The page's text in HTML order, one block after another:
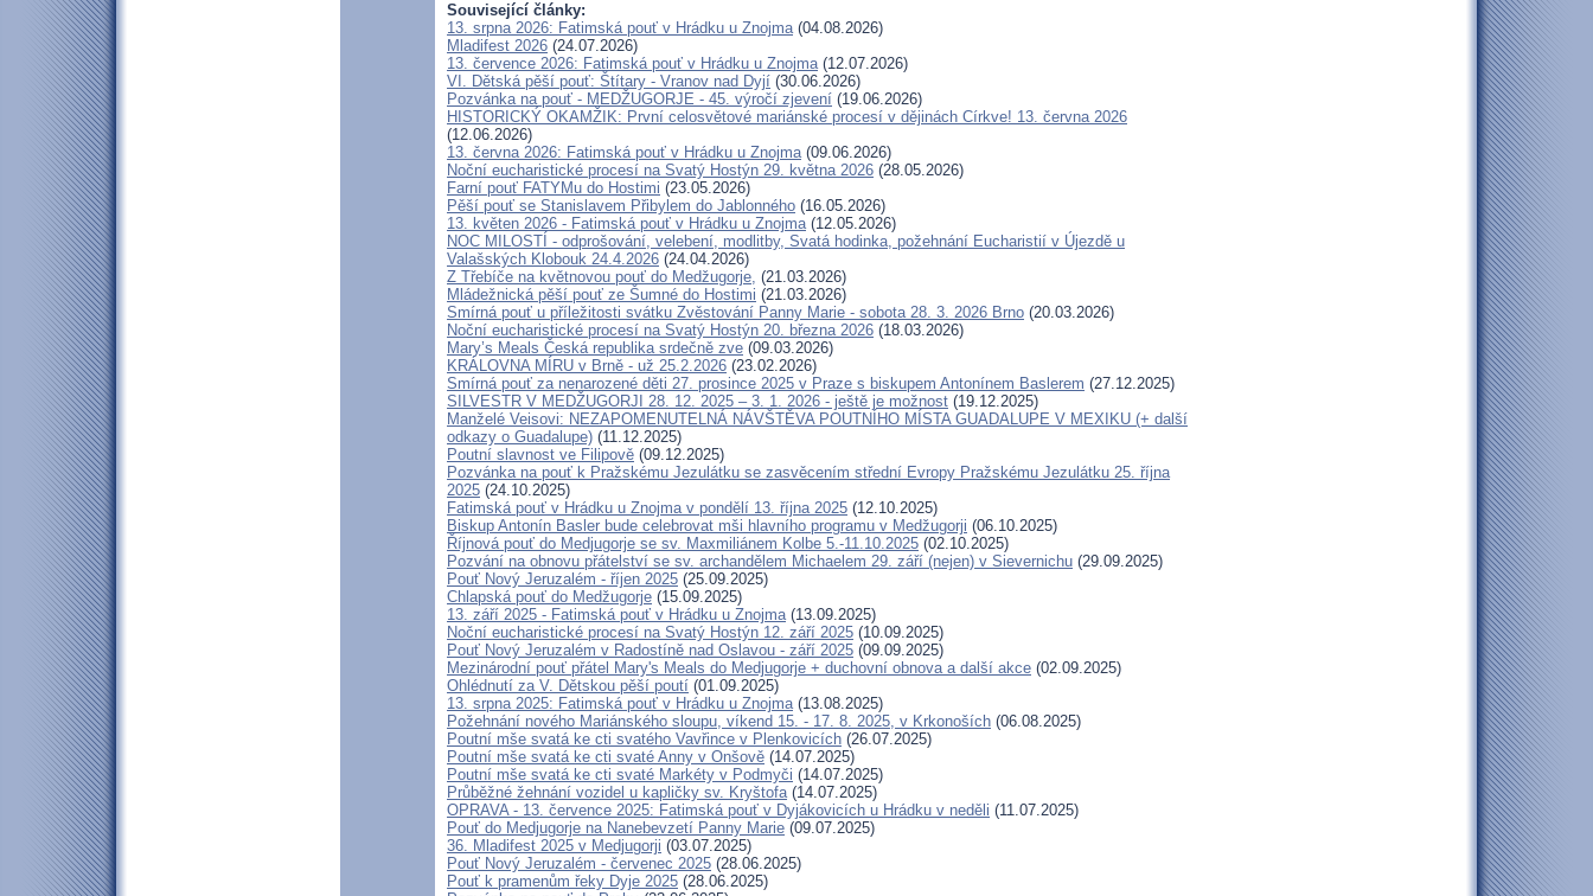
Související články:
13. srpna 2026: Fatimská pouť v Hrádku u Znojma(04.08.2026)
Mladifest 2026 (24.07.2026)
13. července 2026: Fatimská pouť v Hrádku u Znojma(12.07.2026)
VI. Dětská pěší pouť: Štítary - Vranov nad Dyjí (30.06.2026)
Pozvánka na pouť - MEDŽUGORJE - 45. výročí zjevení (19.06.2026)
HISTORICKÝ OKAMŽIK: První celosvětové mariánské procesí v dějinách Církve! 13. června 2026
(12.06.2026)
13. června 2026: Fatimská pouť v Hrádku u Znojma(09.06.2026)
Noční eucharistické procesí na Svatý Hostýn 29. května 2026 (28.05.2026)
Farní pouť FATYMu do Hostimi (23.05.2026)
Pěší pouť se Stanislavem Přibylem do Jablonného (16.05.2026)
13. květen 2026 - Fatimská pouť v Hrádku u Znojma(12.05.2026)
NOC MILOSTÍ - odprošování, velebení, modlitby, Svatá hodinka, požehnání Eucharistií v Újezdě u
Valašských Klobouk 24.4.2026 (24.04.2026)
Z Třebíče na květnovou pouť do Medžugorje, (21.03.2026)
Mládežnická pěší pouť ze Šumné do Hostimi (21.03.2026)
Smírná pouť u příležitosti svátku Zvěstování Panny Marie - sobota 28. 3. 2026 Brno (20.03.2026)
Noční eucharistické procesí na Svatý Hostýn 20. března 2026 (18.03.2026)
Mary’s Meals Česká republika srdečně zve (09.03.2026)
KRÁLOVNA MÍRU v Brně - už 25.2.2026 (23.02.2026)
Smírná pouť za nenarozené děti 27. prosince 2025 v Praze s biskupem Antonínem Baslerem (27.12.2025)
SILVESTR V MEDŽUGORJI 28. 12. 2025 – 3. 1. 2026 - ještě je možnost (19.12.2025)
Manželé Veisovi: NEZAPOMENUTELNÁ NÁVŠTĚVA POUTNÍHO MÍSTA GUADALUPE V MEXIKU (+ další
odkazy o Guadalupe) (11.12.2025)
Poutní slavnost ve Filipově (09.12.2025)
Pozvánka na pouť k Pražskému Jezulátku se zasvěcením střední Evropy Pražskému Jezulátku 25. října
2025 (24.10.2025)
Fatimská pouť v Hrádku u Znojma v pondělí 13. října 2025 (12.10.2025)
Biskup Antonín Basler bude celebrovat mši hlavního programu v Medžugorji (06.10.2025)
Říjnová pouť do Medjugorje se sv. Maxmiliánem Kolbe 5.-11.10.2025 (02.10.2025)
Pozvání na obnovu přátelství se sv. archandělem Michaelem 29. září (nejen) v Sievernichu (29.09.2025)
Pouť Nový Jeruzalém - říjen 2025 (25.09.2025)
Chlapská pouť do Medžugorje (15.09.2025)
13. září 2025 - Fatimská pouť v Hrádku u Znojma(13.09.2025)
Noční eucharistické procesí na Svatý Hostýn 12. září 2025 (10.09.2025)
Pouť Nový Jeruzalém v Radostíně nad Oslavou - září 2025 (09.09.2025)
Mezinárodní pouť přátel Mary's Meals do Medjugorje + duchovní obnova a další akce (02.09.2025)
Ohlédnutí za V. Dětskou pěší poutí (01.09.2025)
13. srpna 2025: Fatimská pouť v Hrádku u Znojma(13.08.2025)
Požehnání nového Mariánského sloupu, víkend 15. - 17. 8. 2025, v Krkonoších (06.08.2025)
Poutní mše svatá ke cti svatého Vavřince v Plenkovicích (26.07.2025)
Poutní mše svatá ke cti svaté Anny v Onšově (14.07.2025)
Poutní mše svatá ke cti svaté Markéty v Podmyči (14.07.2025)
Průběžné žehnání vozidel u kapličky sv. Kryštofa(14.07.2025)
OPRAVA - 13. července 2025: Fatimská pouť v Dyjákovicích u Hrádku v neděli (11.07.2025)
Pouť do Medjugorje na Nanebevzetí Panny Marie (09.07.2025)
36. Mladifest 2025 v Medjugorji (03.07.2025)
Pouť Nový Jeruzalém - červenec 2025 (28.06.2025)
Pouť k pramenům řeky Dyje 2025 (28.06.2025)